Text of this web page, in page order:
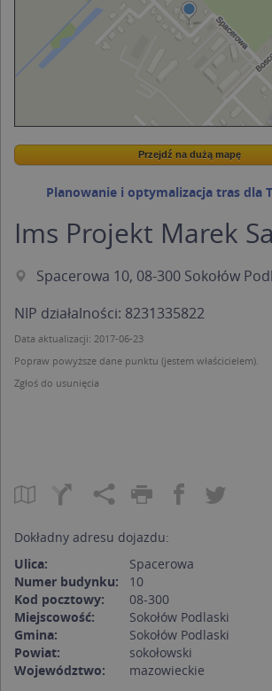
Wstaw tę mapkę na swoją stronę
Przejdź na dużą mapę
Przejdź na dużą mapę
Planowanie i optymalizacja tras dla
Ims Projekt Marek
Spacerowa 10, 08-300 Sokołów
NIP działalności: 8231335822
Data aktualizacji: 2017-06-23
Popraw powyższe dane punktu (jestem właścicielem).
Zgłoś do usunięcia
Dokładny adresu dojazdu:
Ulica:
Spacerowa
Numer budynku:
10
Kod pocztowy:
08-300
Miejscowość:
Sokołów Podlaski
Gmina:
Sokołów Podlaski
Powiat:
sokołowski
Województwo:
mazowieckie